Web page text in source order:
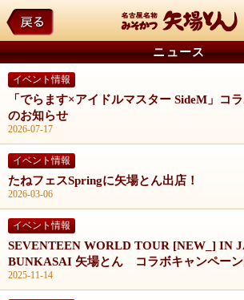
ニュース
イベント情報
「でらます×アイドルマスター SideM」コ
のお知らせ
2026-07-17
イベント情報
たねフェスSpringに矢場とん出店！
2026-03-06
イベント情報
SEVENTEEN WORLD TOUR [NEW_] IN
BUNKASAI 矢場とん コラボキャンペーン
2025-11-14